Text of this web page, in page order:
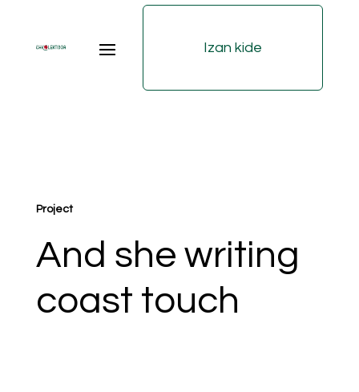
Izan kide
Project
And she writing
coast touch